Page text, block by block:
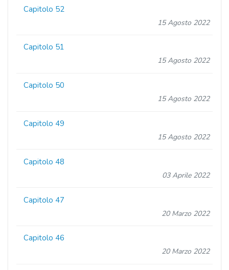
Capitolo 52
15 Agosto 2022
Capitolo 51
15 Agosto 2022
Capitolo 50
15 Agosto 2022
Capitolo 49
15 Agosto 2022
Capitolo 48
03 Aprile 2022
Capitolo 47
20 Marzo 2022
Capitolo 46
20 Marzo 2022